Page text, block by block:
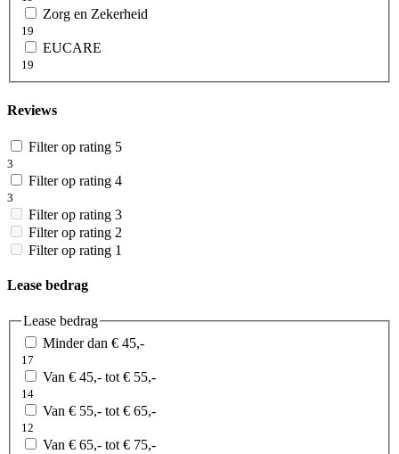
Zorg en Zekerheid
19
EUCARE
19
Reviews
Filter op rating 5
3
Filter op rating 4
3
Filter op rating 3
Filter op rating 2
Filter op rating 1
Lease bedrag
Lease bedrag
Minder dan € 45,-
17
Van € 45,- tot € 55,-
14
Van € 55,- tot € 65,-
12
Van € 65,- tot € 75,-